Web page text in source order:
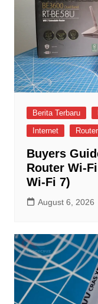
Berita Terbaru
Internet
Router
Buyers
Router Wi-
Wi-Fi 7)
August 6, 2026